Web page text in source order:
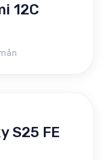
12C
S25 FE